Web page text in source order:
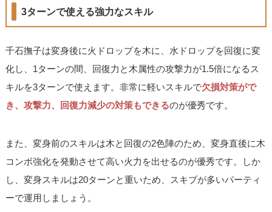
3ターンで使える強力なスキル
千石撫子は変身後に火ドロップを木に、水ドロップを回復に変
化し、1ターンの間、回復力と木属性の攻撃力が1.5倍になるス
キルを3ターンで使えます。非常に軽いスキルで欠損対策がで
き、攻撃力、回復力減少の対策もできるのが優秀です。
また、変身前のスキルは木と回復の2色陣のため、変身直後に木
コンボ強化を発動させて高い火力を出せるのが優秀です。しか
し、変身スキルは20ターンと重いため、スキブが多いパーティ
ーで運用しましょう。